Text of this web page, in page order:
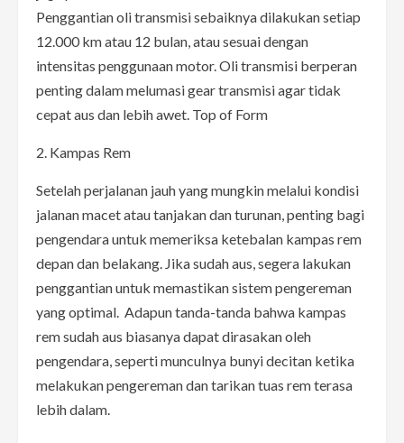
Penggantian oli transmisi sebaiknya dilakukan setiap
12.000 km atau 12 bulan, atau sesuai dengan
intensitas penggunaan motor. Oli transmisi berperan
penting dalam melumasi gear transmisi agar tidak
cepat aus dan lebih awet. Top of Form
2. Kampas Rem
Setelah perjalanan jauh yang mungkin melalui kondisi
jalanan macet atau tanjakan dan turunan, penting bagi
pengendara untuk memeriksa ketebalan kampas rem
depan dan belakang. Jika sudah aus, segera lakukan
penggantian untuk memastikan sistem pengereman
yang optimal. Adapun tanda-tanda bahwa kampas
rem sudah aus biasanya dapat dirasakan oleh
pengendara, seperti munculnya bunyi decitan ketika
melakukan pengereman dan tarikan tuas rem terasa
lebih dalam.